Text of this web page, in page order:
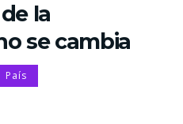
la
se cambia
País